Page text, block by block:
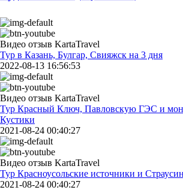
Видео отзыв KartaTravel
Тур в Казань, Булгар, Свияжск на 3 дня
2022-08-13 16:56:53
Видео отзыв KartaTravel
Тур Красный Ключ, Павловскую ГЭС и
Кустики
2021-08-24 00:40:27
Видео отзыв KartaTravel
Тур Красноусольские источники и
2021-08-24 00:40:27